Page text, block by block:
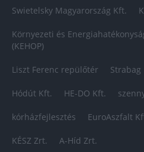
Swietelsky Magyarország Kft.
Környezeti és
(KEHOP)
Liszt Ferenc repülőtér Strabag
Hódút Kft. HE-DO Kft.
kórházfejlesztés EuroAszfalt
KÉSZ Zrt. A-Híd Zrt.